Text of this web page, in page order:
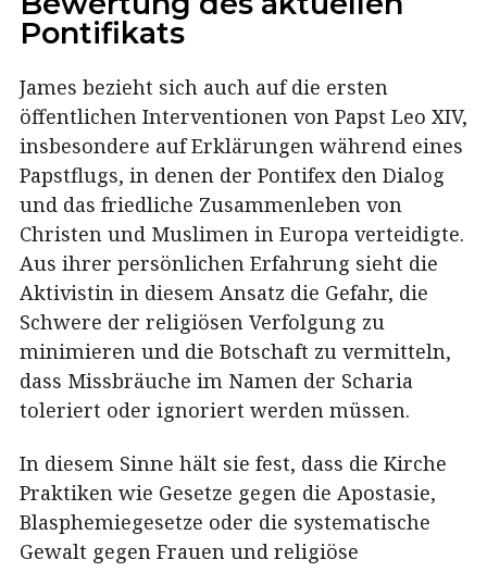
Pontifikats
James bezieht sich auch auf die ersten
öffentlichen Interventionen von Papst Leo XIV,
insbesondere auf Erklärungen während eines
Papstflugs, in denen der Pontifex den Dialog
und das friedliche Zusammenleben von
Christen und Muslimen in Europa verteidigte.
Aus ihrer persönlichen Erfahrung sieht die
Aktivistin in diesem Ansatz die Gefahr, die
Schwere der religiösen Verfolgung zu
minimieren und die Botschaft zu vermitteln,
dass Missbräuche im Namen der Scharia
toleriert oder ignoriert werden müssen.
In diesem Sinne hält sie fest, dass die Kirche
Praktiken wie Gesetze gegen die Apostasie,
Blasphemiegesetze oder die systematische
Gewalt gegen Frauen und religiöse